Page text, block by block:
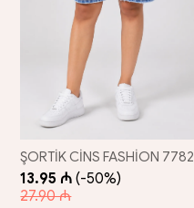
ŞORTİK CİNS FASHİON 7782
13.95 ₼ (-50%)
27.90 ₼